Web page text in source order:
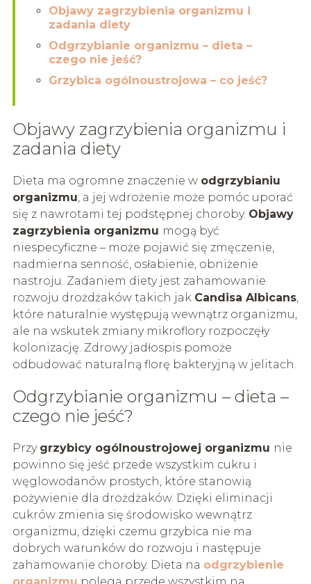
Objawy zagrzybienia organizmu i
zadania diety
Odgrzybianie organizmu – dieta –
czego nie jeść?
Grzybica ogólnoustrojowa – co jeść?
Objawy zagrzybienia organizmu i
zadania diety
Dieta ma ogromne znaczenie w odgrzybianiu
organizmu, a jej wdrożenie może pomóc uporać
się z nawrotami tej podstępnej choroby. Objawy
zagrzybienia organizmu mogą być
niespecyficzne – może pojawić się zmęczenie,
nadmierna senność, osłabienie, obniżenie
nastroju. Zadaniem diety jest zahamowanie
rozwoju drożdżaków takich jak Candisa Albicans,
które naturalnie występują wewnątrz organizmu,
ale na wskutek zmiany mikroflory rozpoczęły
kolonizację. Zdrowy jadłospis pomoże
odbudować naturalną florę bakteryjną w jelitach.
Odgrzybianie organizmu – dieta –
czego nie jeść?
Przy grzybicy ogólnoustrojowej organizmu nie
powinno się jeść przede wszystkim cukru i
węglowodanów prostych, które stanowią
pożywienie dla drożdżaków. Dzięki eliminacji
cukrów zmienia się środowisko wewnątrz
organizmu, dzięki czemu grzybica nie ma
dobrych warunków do rozwoju i następuje
zahamowanie choroby. Dieta na odgrzybienie